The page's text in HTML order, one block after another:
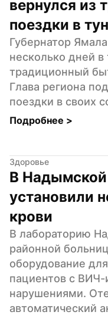
вернулся из
поездки в
Губернатор
несколько дней в
традиционный
Глава региона
поездки в своих
Подробнее >
Здоровье
В
установили
крови
В лабораторию
районной
оборудование
пациентов с
нарушениями.
автоматический